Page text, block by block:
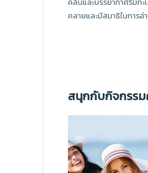
คลายและมีสมาธิในการอ่
สนุกกับกิจกรร